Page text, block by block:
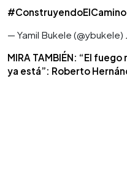
#ConstruyendoElCamino
— Yamil Bukele (@ybukele)
MIRA TAMBIÉN: “El
ya está”: Roberto